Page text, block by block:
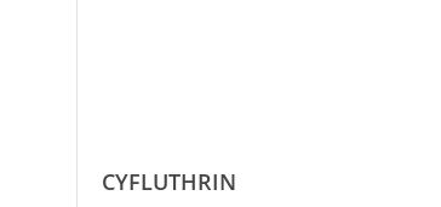
CYFLUTHRIN